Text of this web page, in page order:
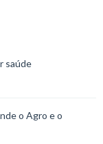
saúde
o Agro e o